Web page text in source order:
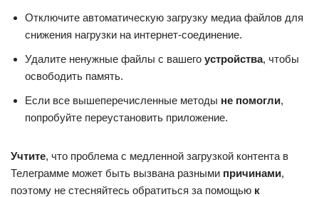
Отключите автоматическую загрузку медиа файлов для
снижения нагрузки на интернет-соединение.
Удалите ненужные файлы с вашего устройства, чтобы
освободить память.
Если все вышеперечисленные методы не помогли,
попробуйте переустановить приложение.
Учтите, что проблема с медленной загрузкой контента в
Телеграмме может быть вызвана разными причинами,
поэтому не стесняйтесь обратиться за помощью к